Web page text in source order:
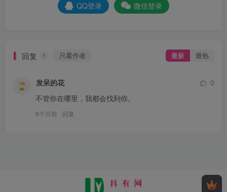
QQ登录 微信登录
回复 1 只看作者 最新 最热
发呆的花
0
不管你在哪里，我都会找到你。
8个月前 回复